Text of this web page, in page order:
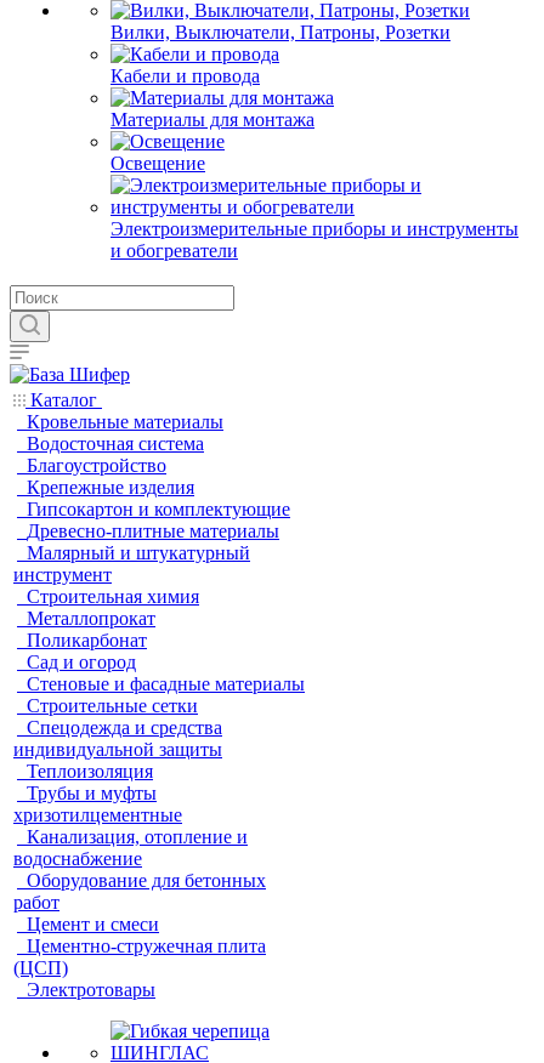
Вилки, Выключатели, Патроны, Розетки
Кабели и провода
Материалы для монтажа
Освещение
Электроизмерительные приборы и инструменты
и обогреватели
Каталог
Кровельные материалы
Водосточная система
Благоустройство
Крепежные изделия
Гипсокартон и комплектующие
Древесно-плитные материалы
Малярный и штукатурный
инструмент
Строительная химия
Металлопрокат
Поликарбонат
Сад и огород
Стеновые и фасадные материалы
Строительные сетки
Спецодежда и средства
индивидуальной защиты
Теплоизоляция
Трубы и муфты
хризотилцементные
Канализация, отопление и
водоснабжение
Оборудование для бетонных
работ
Цемент и смеси
Цементно-стружечная плита
(ЦСП)
Электротовары